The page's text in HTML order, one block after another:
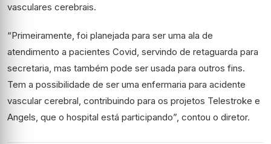
vasculares cerebrais.
“Primeiramente, foi planejada para ser uma ala de
atendimento a pacientes Covid, servindo de retaguarda para
secretaria, mas também pode ser usada para outros fins.
Tem a possibilidade de ser uma enfermaria para acidente
vascular cerebral, contribuindo para os projetos Telestroke e
Angels, que o hospital está participando”, contou o diretor.